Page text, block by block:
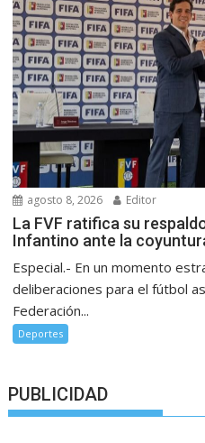
agosto 8, 2026 Editor
La FVF ratifica su
Infantino ante la
Especial.- En un momento
deliberaciones para el fútbol
Federación...
Deportes
PUBLICIDAD